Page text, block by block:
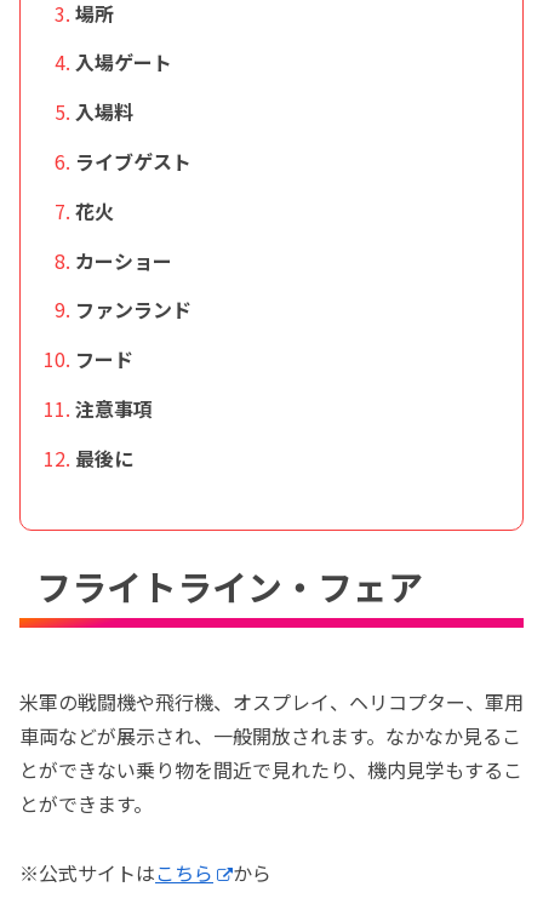
場所
入場ゲート
入場料
ライブゲスト
花火
カーショー
ファンランド
フード
注意事項
最後に
フライトライン・フェア
米軍の戦闘機や飛行機、オスプレイ、ヘリコプター、軍用
車両などが展示され、一般開放されます。なかなか見るこ
とができない乗り物を間近で見れたり、機内見学もするこ
とができます。
※公式サイトはこちら から